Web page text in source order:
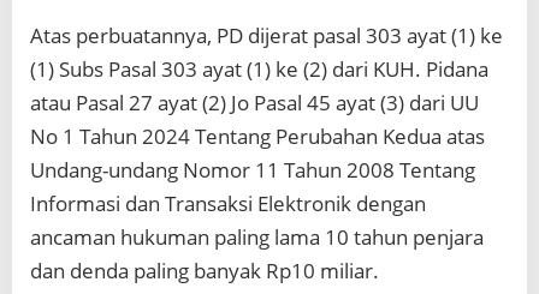
Atas perbuatannya, PD dijerat pasal 303 ayat (1) ke
(1) Subs Pasal 303 ayat (1) ke (2) dari KUH. Pidana
atau Pasal 27 ayat (2) Jo Pasal 45 ayat (3) dari UU
No 1 Tahun 2024 Tentang Perubahan Kedua atas
Undang-undang Nomor 11 Tahun 2008 Tentang
Informasi dan Transaksi Elektronik dengan
ancaman hukuman paling lama 10 tahun penjara
dan denda paling banyak Rp10 miliar.